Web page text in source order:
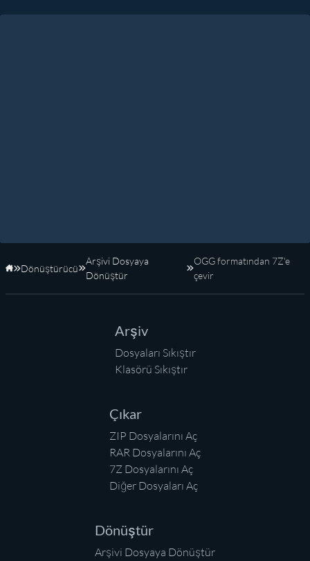
Anasayfa
Dönüştürücü
Arşivi Dosyaya
Dönüştür
OGG formatından 7Z'e
çevir
Arşiv
Dosyaları Sıkıştır
Klasörü Sıkıştır
Çıkar
ZIP Dosyalarını Aç
RAR Dosyalarını Aç
7Z Dosyalarını Aç
Diğer Dosyaları Aç
Dönüştür
Arşivi Dosyaya Dönüştür